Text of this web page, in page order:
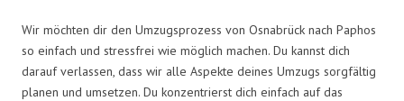
Wir möchten dir den Umzugsprozess von Osnabrück nach Paphos
so einfach und stressfrei wie möglich machen. Du kannst dich
darauf verlassen, dass wir alle Aspekte deines Umzugs sorgfältig
planen und umsetzen. Du konzentrierst dich einfach auf das